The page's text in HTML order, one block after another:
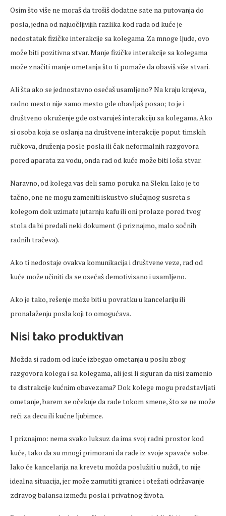
Osim što više ne moraš da trošiš dodatne sate na putovanja do
posla, jedna od najuočljivijih razlika kod rada od kuće je
nedostatak fizičke interakcije sa kolegama. Za mnoge ljude, ovo
može biti pozitivna stvar. Manje fizičke interakcije sa kolegama
može značiti manje ometanja što ti pomaže da obaviš više stvari.
Ali šta ako se jednostavno osećaš usamljeno? Na kraju krajeva,
radno mesto nije samo mesto gde obavljaš posao; to je i
društveno okruženje gde ostvaruješ interakciju sa kolegama. Ako
si osoba koja se oslanja na društvene interakcije poput timskih
ručkova, druženja posle posla ili čak neformalnih razgovora
pored aparata za vodu, onda rad od kuće može biti loša stvar.
Naravno, od kolega vas deli samo poruka na Sleku. Iako je to
tačno, one ne mogu zameniti iskustvo slučajnog susreta s
kolegom dok uzimate jutarnju kafu ili oni prolaze pored tvog
stola da bi predali neki dokument (i priznajmo, malo sočnih
radnih tračeva).
Ako ti nedostaje ovakva komunikacija i društvene veze, rad od
kuće može učiniti da se osećaš demotivisano i usamljeno.
Ako je tako, rešenje može biti u povratku u kancelariju ili
pronalaženju posla koji to omogućava.
Nisi tako produktivan
Možda si radom od kuće izbegao ometanja u poslu zbog
razgovora kolega i sa kolegama, ali jesi li siguran da nisi zamenio
te distrakcije kućnim obavezama? Dok kolege mogu predstavljati
ometanje, barem se očekuje da rade tokom smene, što se ne može
reći za decu ili kućne ljubimce.
I priznajmo: nema svako luksuz da ima svoj radni prostor kod
kuće, tako da su mnogi primorani da rade iz svoje spavaće sobe.
Iako će kancelarija na krevetu možda poslužiti u nuždi, to nije
idealna situacija, jer može zamutiti granice i otežati održavanje
zdravog balansa između posla i privatnog života.